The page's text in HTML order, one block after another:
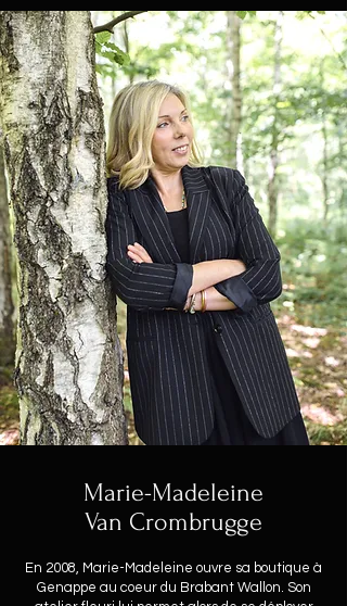
Marie-Madeleine
Van Crombrugge
En 2008, Marie-Madeleine ouvre sa boutique à
Genappe au coeur du Brabant Wallon. Son